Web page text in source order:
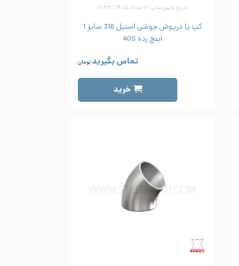
تاریخ به‌روزرسانی: ۱۲ مرداد ۱۴۰۵ | ۱۶:۳۸
کپ یا درپوش جوشی استیل 316 سایز 1
اینچ رده 40S
تماس بگیرید تومان
خرید